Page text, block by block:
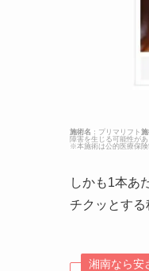
施術名 ：プリマリフト 施
障害を生じる可能性があ
※本施術は公的医療保険
しかも1本あ
チクッとする
湘南なら安